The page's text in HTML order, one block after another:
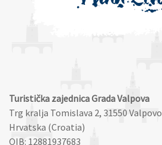
Turistička zajednica Grada Valpova
Trg kralja Tomislava 2, 31550 Valpovo
Hrvatska (Croatia)
OIB: 12881937683